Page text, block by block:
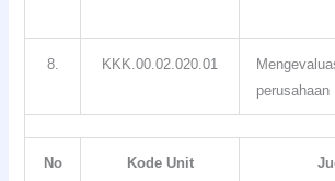
8. KKK.00.02.020.01
perusahaan
No Kode Unit